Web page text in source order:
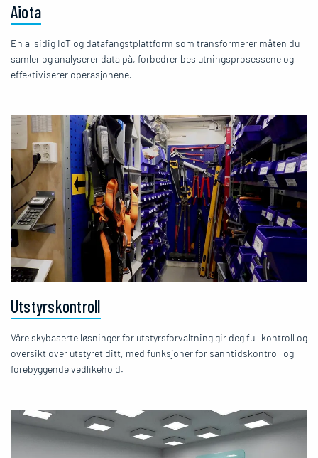
Aiota
En allsidig IoT og datafangstplattform som transformerer måten du
samler og analyserer data på, forbedrer beslutningsprosessene og
effektiviserer operasjonene.
Utstyrskontroll
Våre skybaserte løsninger for utstyrsforvaltning gir deg full kontroll og
oversikt over utstyret ditt, med funksjoner for sanntidskontroll og
forebyggende vedlikehold.